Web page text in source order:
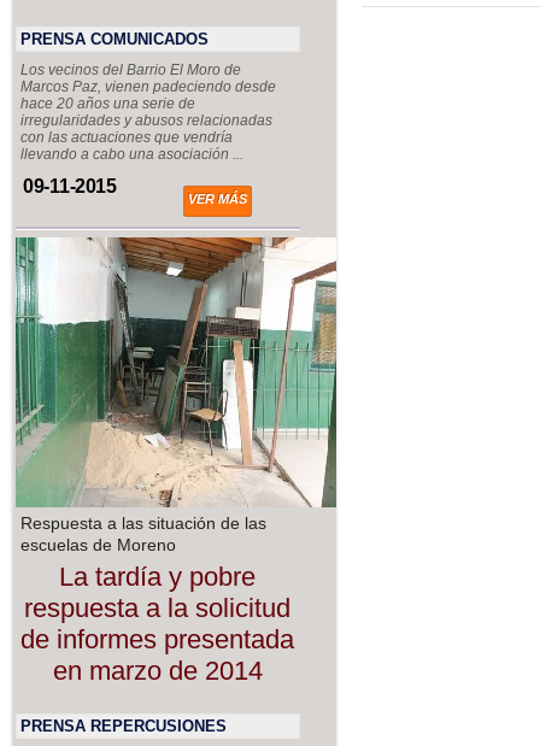
PRENSA COMUNICADOS
Los vecinos del Barrio El Moro de
Marcos Paz, vienen padeciendo desde
hace 20 años una serie de
irregularidades y abusos relacionadas
con las actuaciones que vendría
llevando a cabo una asociación ...
09-11-2015
VER MÁS
Respuesta a las situación de las
escuelas de Moreno
La tardía y pobre
respuesta a la solicitud
de informes presentada
en marzo de 2014
PRENSA REPERCUSIONES